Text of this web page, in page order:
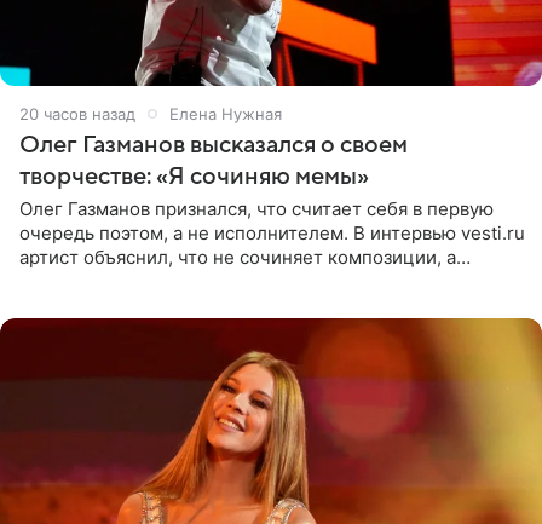
20 часов назад Елена Нужная
Олег Газманов высказался о своем
творчестве: «Я сочиняю мемы»
Олег Газманов признался, что считает себя в первую
очередь поэтом, а не исполнителем. В интервью vesti.ru
артист объяснил, что не сочиняет композиции, а